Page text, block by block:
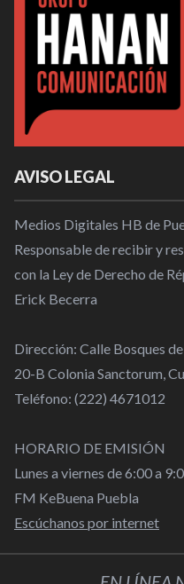
AVISO LEGAL
Medios Digitales HB de
Responsable de recibir y
con la Ley de Derecho de
Erick Becerra
Dirección: Calle Bosques
20-B Colonia Sanctorum,
Teléfono: (222) 4671012
HORARIO DE EMISIÓN
Lunes a viernes de 6:00 a
FM KeBuena Puebla
Escúchanos por internet